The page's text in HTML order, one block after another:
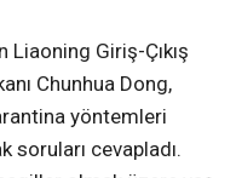
Liaoning Giriş-Çıkış
Chunhua Dong,
yöntemleri
soruları cevapladı.